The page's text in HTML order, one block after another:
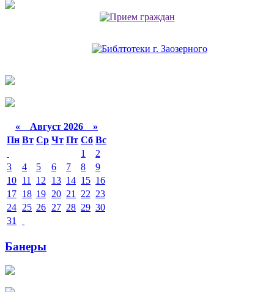
« Август 2026 »
Пн Вт Ср Чт Пт Сб Вс
1
2
3
4 5 6 7 8
9
10 11 12 13 14 15 16
17 18 19 20 21 22 23
24 25 26 27 28 29 30
31
Банеры